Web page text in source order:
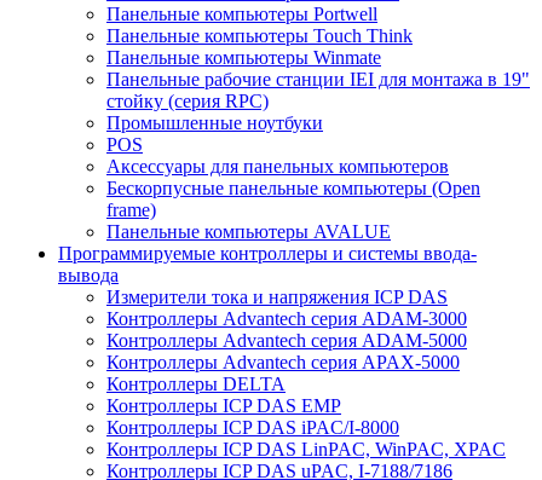
Панельные компьютеры Portwell
Панельные компьютеры Touch Think
Панельные компьютеры Winmate
Панельные рабочие станции IEI для монтажа в 19"
стойку (серия RPC)
Промышленные ноутбуки
POS
Аксессуары для панельных компьютеров
Бескорпусные панельные компьютеры (Open
frame)
Панельные компьютеры AVALUE
Программируемые контроллеры и системы ввода-
вывода
Измерители тока и напряжения ICP DAS
Контроллеры Advantech серия ADAM-3000
Контроллеры Advantech серия ADAM-5000
Контроллеры Advantech серия APAX-5000
Контроллеры DELTA
Контроллеры ICP DAS EMP
Контроллеры ICP DAS iPAC/I-8000
Контроллеры ICP DAS LinPAC, WinPAC, XPAC
Контроллеры ICP DAS uPAC, I-7188/7186